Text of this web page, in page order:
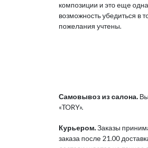
композиции и это еще одна
возможность убедиться в
пожелания учтены.
Самовывоз из салона.
«TORY».
Курьером.Заказы
заказа после 21.00